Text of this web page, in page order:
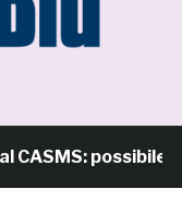
possibile